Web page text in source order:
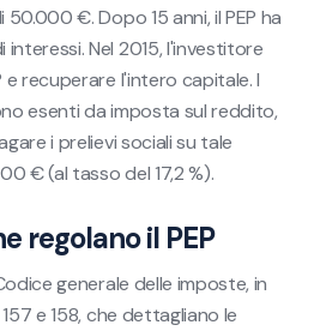
€. Dopo 15 anni, il PEP ha
Nel 2015, l'investitore
e recuperare l'intero capitale. I
esenti da imposta sul reddito,
i prelievi sociali su tale
€ (al tasso del 17,2 %).
regolano il PEP
generale delle imposte, in
e 158, che dettagliano le